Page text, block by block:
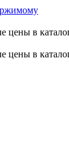
в
в